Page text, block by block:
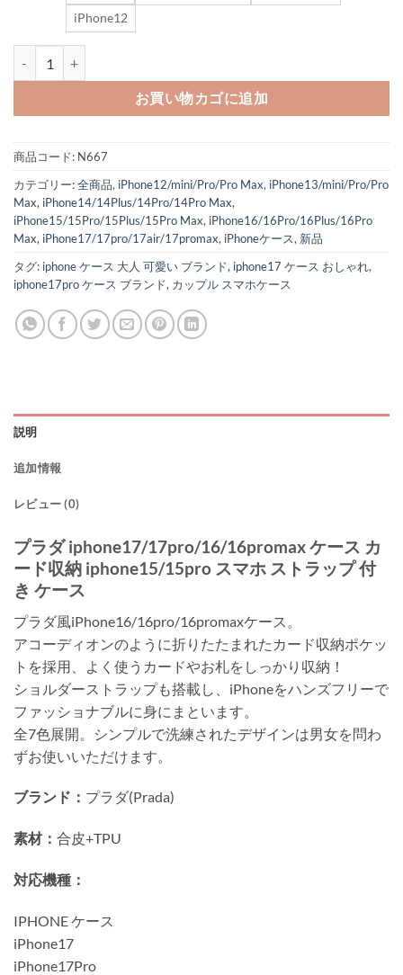
iPhone12
お買い物カゴに追加
商品コード: N667
カテゴリー:全商品, iPhone12/mini/Pro/Pro Max, iPhone13/mini/Pro/Pro
Max, iPhone14/14Plus/14Pro/14Pro Max,
iPhone15/15Pro/15Plus/15Pro Max, iPhone16/16Pro/16Plus/16Pro
Max, iPhone17/17pro/17air/17promax, iPhoneケース, 新品
タグ: iphone ケース 大人 可愛い ブランド, iphone17 ケース おしゃれ,
iphone17pro ケース ブランド, カップル スマホケース
説明
追加情報
レビュー (0)
プラダ iphone17/17pro/16/16promax ケース カ
ード収納 iphone15/15pro スマホ ストラップ 付
き ケース
プラダ風iPhone16/16pro/16promaxケース。
アコーディオンのように折りたたまれたカード収納ポケッ
トを採用、よく使うカードやお札をしっかり収納！
ショルダーストラップも搭載し、iPhoneをハンズフリーで
ファッショナブルに身にまといます。
全7色展開。シンプルで洗練されたデザインは男女を問わ
ずお使いいただけます。
ブランド： プラダ(Prada)
素材： 合皮+TPU
対応機種：
IPHONE ケース
iPhone17
iPhone17Pro